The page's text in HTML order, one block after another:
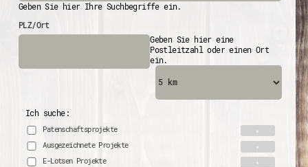
Geben Sie hier Ihre Suchbegriffe ein.
PLZ/Ort
Geben Sie hier eine
Postleitzahl oder einen Ort
ein.
Ich suche:
Patenschaftsprojekte
Ausgezeichnete Projekte
E-Lotsen Projekte